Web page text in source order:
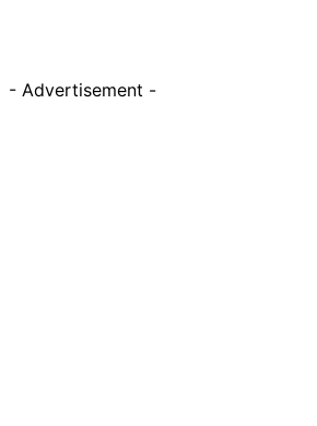
- Advertisement -